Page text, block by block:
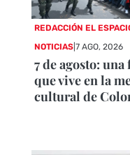
REDACCIÓN EL
NOTICIAS |7 AGO, 2026
7 de agosto: una
que vive en la
cultural de